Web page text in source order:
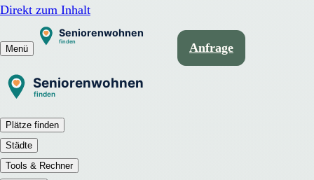
Direkt zum Inhalt
Menü Anfrage
Plätze finden
Städte
Tools & Rechner